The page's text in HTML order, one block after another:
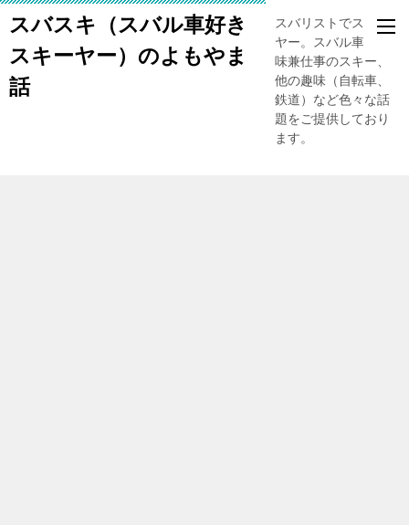
スバスキ（スバル車好き
スキーヤー）のよもやま
話
スバリストでスキー
ヤー。スバル車、趣
味兼仕事のスキー、
他の趣味（自転車、
鉄道）など色々な話
題をご提供しており
ます。